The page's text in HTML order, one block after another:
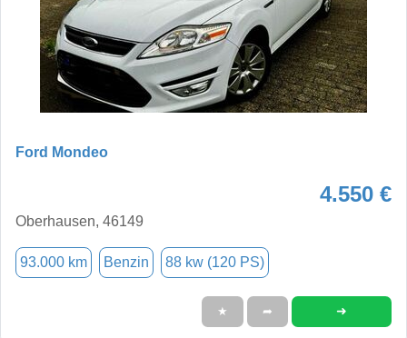
Ford Mondeo
4.550 €
Oberhausen, 46149
93.000 km Benzin 88 kw (120 PS)
★ ➦ ➜